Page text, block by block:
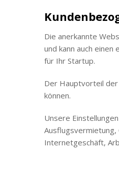
Die anerkannte
und kann auch
für Ihr Startup.
Der Hauptvorteil der
können.
Unsere
Ausflugsvermietung,
Internetgeschäft,